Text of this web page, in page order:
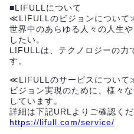
■LIFULLについて
≪LIFULLのビジョンについて
世界中のあらゆる人々の人生
したい。
LIFULLは、テクノロジーの力
す。
≪LIFULLのサービスについて
ビジョン実現のために、様々
しています。
詳細は下記URLよりご確認くだ
https://lifull.com/service/